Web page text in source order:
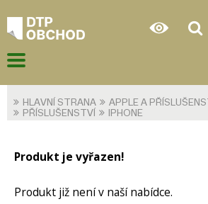
HLAVNÍ STRANA
APPLE A
PŘÍSLUŠENSTVÍ
IPHONE
Produkt je vyřazen!
Produkt již není v naší nabídce.